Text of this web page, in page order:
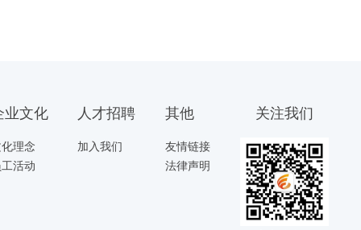
业文化
理念
活动
人才招聘
加入我们
其他
友情链接
法律声明
关注我们